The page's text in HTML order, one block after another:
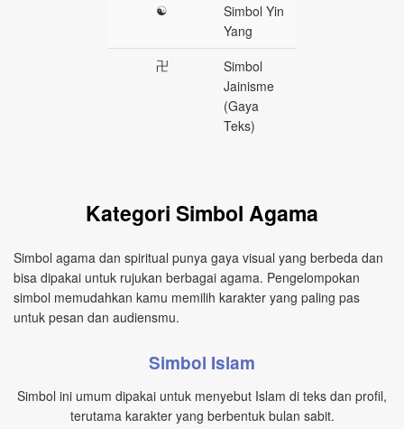
☯
Simbol Yin
Yang
卍
Simbol
Jainisme
(Gaya
Teks)
Kategori Simbol Agama
Simbol agama dan spiritual punya gaya visual yang berbeda dan
bisa dipakai untuk rujukan berbagai agama. Pengelompokan
simbol memudahkan kamu memilih karakter yang paling pas
untuk pesan dan audiensmu.
Simbol Islam
Simbol ini umum dipakai untuk menyebut Islam di teks dan profil,
terutama karakter yang berbentuk bulan sabit.